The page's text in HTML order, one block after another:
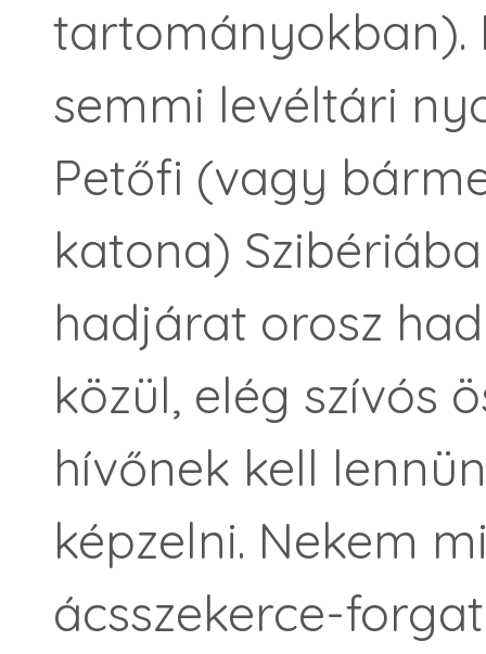
tartományokban).
semmi levéltári
Petőfi (vagy
katona)
hadjárat orosz
közül, elég szívós
hívőnek kell
képzelni. Nekem
ácsszekerce-